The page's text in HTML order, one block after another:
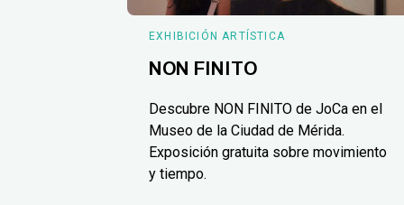
EXHIBICIÓN ARTÍSTICA
NON FINITO
Descubre NON FINITO de JoCa en el
Museo de la Ciudad de Mérida.
Exposición gratuita sobre movimiento
y tiempo.